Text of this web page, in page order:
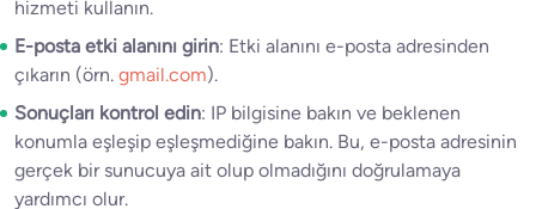
hizmeti kullanın.
E-posta etki alanını girin: Etki alanını e-posta adresinden
çıkarın (örn. gmail.com).
Sonuçları kontrol edin: IP bilgisine bakın ve beklenen
konumla eşleşip eşleşmediğine bakın. Bu, e-posta adresinin
gerçek bir sunucuya ait olup olmadığını doğrulamaya
yardımcı olur.